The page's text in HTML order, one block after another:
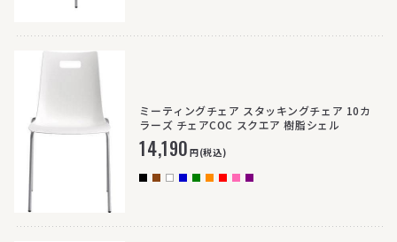
ミーティングチェア スタッキングチェア 10カ
ラーズ チェアCOC スクエア 樹脂シェル
14,190円(税込)